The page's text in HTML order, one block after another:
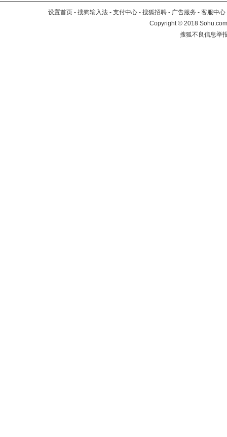
设置首页 - 搜狗输入法 - 支付中心 - 搜狐招聘 - 广告服务 - 客服中心
Copyright©2018
搜狐不良信息举